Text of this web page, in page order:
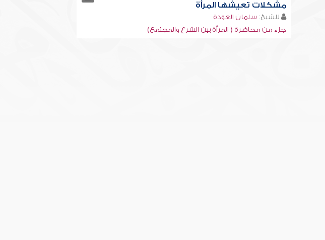
مشكلات تعيشها المرأة
للشيخ: سلمان العودة
جزء من محاضرة ( المرأة بين الشرع والمجتمع)